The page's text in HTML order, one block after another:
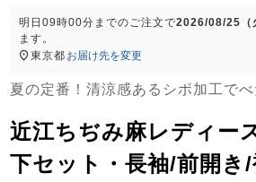
売れ筋ランキング
- Item Ranking -
き
明日09時00分 までのご注文で2026/08/25（
ます。
東京都 お届け先を変更
夏の定番！清涼感あるシボ加工で
近江ちぢみ麻レディー
下セット・長袖/前開き